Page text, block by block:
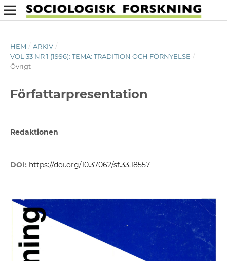
HEM / ARKIV /
VOL 33 NR 1 (1996): TEMA: TRADITION OCH FÖRNYELSE /
Övrigt
Författarpresentation
Redaktionen
DOI: https://doi.org/10.37062/sf.33.18557